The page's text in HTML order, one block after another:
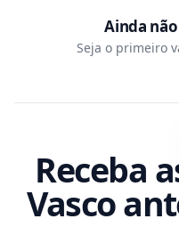
Ainda
Seja o primeiro
Receba
Vasco